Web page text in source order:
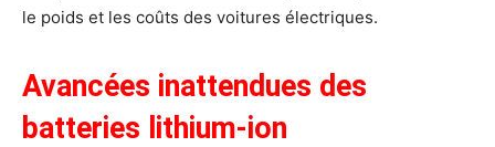
le poids et les coûts des voitures électriques.
Avancées inattendues des
batteries lithium-ion